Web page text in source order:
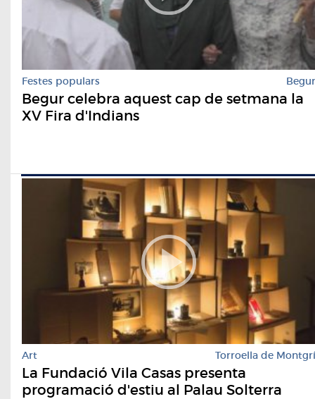
Festes populars Begur
Begur celebra aquest cap de setmana la
XV Fira d'Indians
Art Torroella de Montgrí
La Fundació Vila Casas presenta
programació d'estiu al Palau Solterra